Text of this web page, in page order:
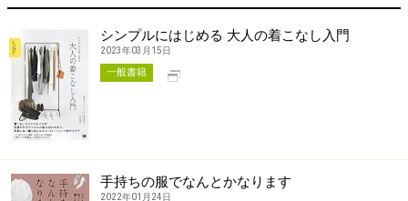
シンプルにはじめる 大人の着こなし入門
2023年03月15日
一般書籍
手持ちの服でなんとかなります
2022年01月24日